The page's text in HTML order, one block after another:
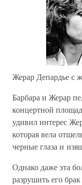
Жерар Депардье с
Барбара и Жерар
концертной
удивил интерес
которая вела
черные глаза и
Однако даже эта
разрушить его